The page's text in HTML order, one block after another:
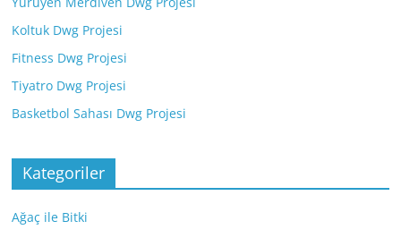
Koltuk Dwg Projesi
Fitness Dwg Projesi
Tiyatro Dwg Projesi
Basketbol Sahası Dwg Projesi
Kategoriler
Ağaç ile Bitki